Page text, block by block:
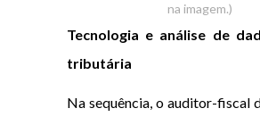
na imagem.)
Tecnologia e análise de
tributária
Na sequência, o auditor-fiscal